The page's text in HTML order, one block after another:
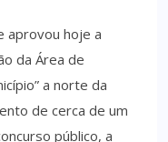
aprovou hoje a
da Área de
a norte da
de cerca de um
público, a